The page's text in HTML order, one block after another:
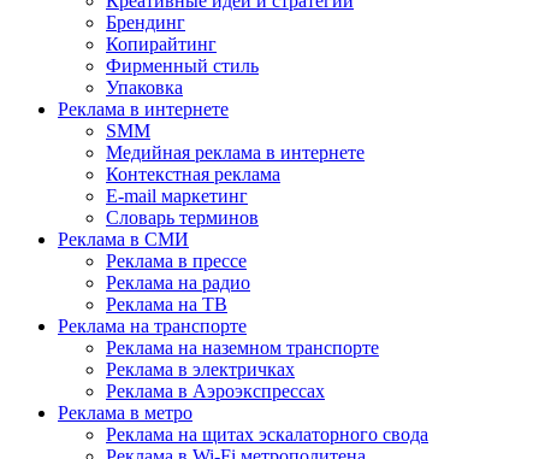
Брендинг
Копирайтинг
Фирменный стиль
Упаковка
Реклама в интернете
SMM
Медийная реклама в интернете
Контекстная реклама
E-mail маркетинг
Словарь терминов
Реклама в СМИ
Реклама в прессе
Реклама на радио
Реклама на ТВ
Реклама на транспорте
Реклама на наземном транспорте
Реклама в электричках
Реклама в Аэроэкспрессах
Реклама в метро
Реклама на щитах эскалаторного свода